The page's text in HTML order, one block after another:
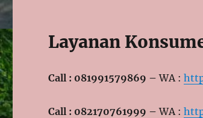
Layanan
Call : 081991579869 –WA :
Call : 082170761999 –WA :